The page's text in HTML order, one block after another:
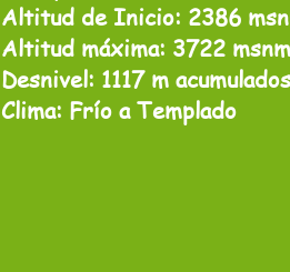
Altitud de Inicio: 2386
Altitud máxima: 3722 msnm
Desnivel: 1117 m acumulados
Clima: Frío a Templado